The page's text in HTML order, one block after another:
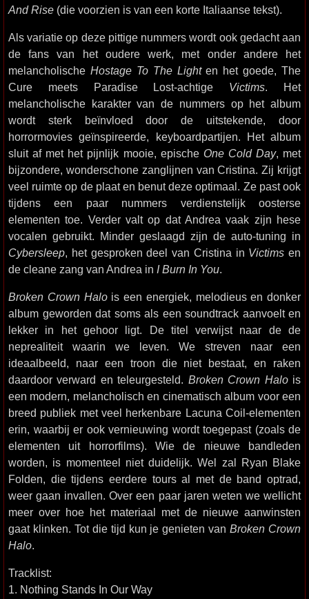
And Rise (die voorzien is van een korte Italiaanse tekst).
Als variatie op deze pittige nummers wordt ook gedacht aan
de fans van het oudere werk, met onder andere het
melancholische Hostage To The Lighten het goede, The
Cure meets Paradise Lost-achtige Victims. Het
melancholische karakter van de nummers op het album
wordt sterk beïnvloed door de uitstekende, door
horrormovies geïnspireerde, keyboardpartijen. Het album
sluit af met het pijnlijk mooie, epische One Cold Day, met
bijzondere, wonderschone zanglijnen van Cristina. Zij krijgt
veel ruimte op de plaat en benut deze optimaal. Ze past ook
tijdens een paar nummers verdienstelijk oosterse
elementen toe. Verder valt op dat Andrea vaak zijn hese
vocalen gebruikt. Minder geslaagd zijn de auto-tuning in
Cybersleep, het gesproken deel van Cristina in Victims en
de cleane zang van Andrea in I Burn In You.
Broken Crown Halois een energiek, melodieus en donker
album geworden dat soms als een soundtrack aanvoelt en
lekker in het gehoor ligt. De titel verwijst naar de de
neprealiteit waarin we leven. We streven naar een
ideaalbeeld, naar een troon die niet bestaat, en raken
daardoor verward en teleurgesteld. Broken Crown Halois
een modern, melancholisch en cinematisch album voor een
breed publiek met veel herkenbare Lacuna Coil-elementen
erin, waarbij er ook vernieuwing wordt toegepast (zoals de
elementen uit horrorfilms). Wie de nieuwe bandleden
worden, is momenteel niet duidelijk. Wel zal Ryan Blake
Folden, die tijdens eerdere tours al met de band optrad,
weer gaan invallen. Over een paar jaren weten we wellicht
meer over hoe het materiaal met de nieuwe aanwinsten
gaat klinken. Tot die tijd kun je genieten vanBroken Crown
Halo.
Tracklist:
1. Nothing Stands In Our Way